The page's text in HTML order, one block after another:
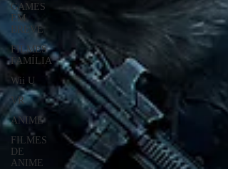
GAMES
EM
BREVE
FILMES
FAMÍLIA
Wii U
VR
ANIME
FILMES
DE
ANIME